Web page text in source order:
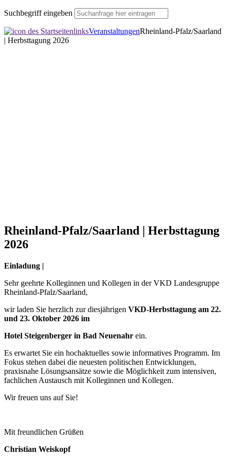
Suchbegriff eingeben
VeranstaltungenRheinland-Pfalz/Saarland
| Herbsttagung 2026
Rheinland-Pfalz/Saarland | Herbsttagung
2026
Einladung |
Sehr geehrte Kolleginnen und Kollegen in der VKD Landesgruppe
Rheinland-Pfalz/Saarland,
wir laden Sie herzlich zur diesjährigen VKD-Herbsttagung am 22.
und 23. Oktober 2026 im
Hotel Steigenberger in Bad Neuenahr ein.
Es erwartet Sie ein hochaktuelles sowie informatives Programm. Im
Fokus stehen dabei die neuesten politischen Entwicklungen,
praxisnahe Lösungsansätze sowie die Möglichkeit zum intensiven,
fachlichen Austausch mit Kolleginnen und Kollegen.
Wir freuen uns auf Sie!
Mit freundlichen Grüßen
Christian Weiskopf